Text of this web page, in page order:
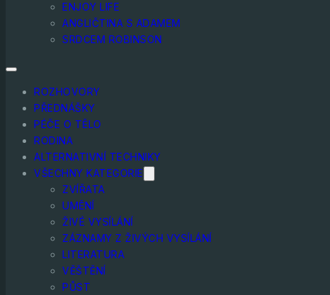
ENJOY LIFE
ANGLIČTINA S ADAMEM
SRDCEM ROBINSON
ROZHOVORY
PŘEDNÁŠKY
PÉČE O TĚLO
RODINA
ALTERNATIVNÍ TECHNIKY
VŠECHNY KATEGORIE
ZVÍŘATA
UMĚNÍ
ŽIVÉ VYSÍLÁNÍ
ZÁZNAMY Z ŽIVÝCH VYSÍLÁNÍ
LITERATURA
VĚŠTĚNÍ
PŮST